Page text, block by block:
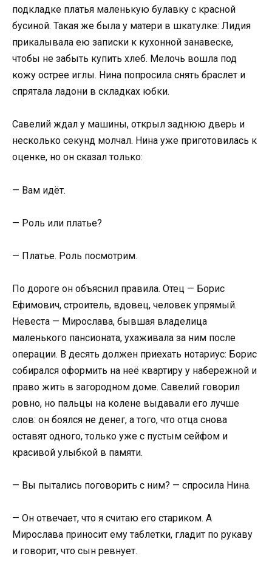
подкладке платья маленькую булавку с красной
бусиной. Такая же была у матери в шкатулке: Лидия
прикалывала ею записки к кухонной занавеске,
чтобы не забыть купить хлеб. Мелочь вошла под
кожу острее иглы. Нина попросила снять браслет и
спрятала ладони в складках юбки.
Савелий ждал у машины, открыл заднюю дверь и
несколько секунд молчал. Нина уже приготовилась к
оценке, но он сказал только:
— Вам идёт.
— Роль или платье?
— Платье. Роль посмотрим.
По дороге он объяснил правила. Отец — Борис
Ефимович, строитель, вдовец, человек упрямый.
Невеста — Мирослава, бывшая владелица
маленького пансионата, ухаживала за ним после
операции. В десять должен приехать нотариус: Борис
собирался оформить на неё квартиру у набережной и
право жить в загородном доме. Савелий говорил
ровно, но пальцы на колене выдавали его лучше
слов: он боялся не денег, а того, что отца снова
оставят одного, только уже с пустым сейфом и
красивой улыбкой в памяти.
— Вы пытались поговорить с ним? — спросила Нина.
— Он отвечает, что я считаю его стариком. А
Мирослава приносит ему таблетки, гладит по рукаву
и говорит, что сын ревнует.